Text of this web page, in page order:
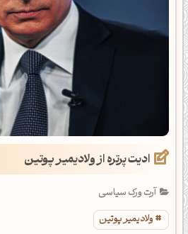
ادیت پرتره از ولادیمیر پوتین
آرت ورک سیاسی
ولادیمیر پوتین